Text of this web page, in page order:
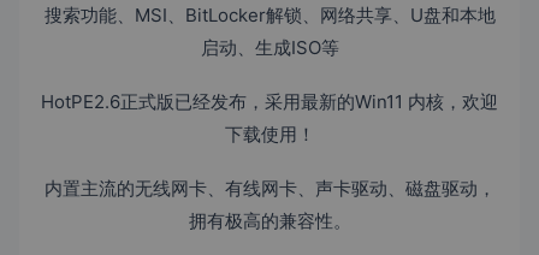
搜索功能、MSI、BitLocker解锁、网络共享、U盘和本地
启动、生成ISO等
HotPE2.6正式版已经发布，采用最新的Win11 内核，欢迎
下载使用！
内置主流的无线网卡、有线网卡、声卡驱动、磁盘驱动，
拥有极高的兼容性。